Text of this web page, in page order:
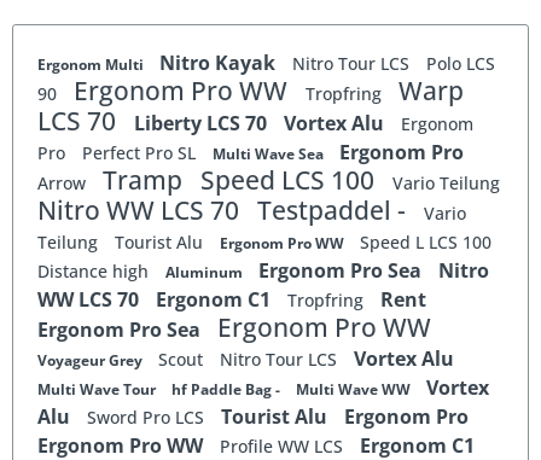
Ergonom Multi Nitro Kayak Nitro Tour LCS
Polo LCS
90
Ergonom Pro WW Tropfring
Warp
LCS 70
Liberty LCS 70 Vortex Alu
Ergonom
Pro
Perfect Pro SL Multi Wave Sea Ergonom Pro
Arrow Tramp Speed LCS 100 Vario Teilung
Nitro WW LCS 70 Testpaddel -
Vario
Teilung
Tourist Alu Ergonom Pro WW
Speed L LCS 100
Distance high
Aluminum Ergonom Pro Sea
Nitro
WW LCS 70
Ergonom C1 Tropfring
Rent
Ergonom Pro Sea
Ergonom Pro WW
Voyageur Grey Scout Nitro Tour LCS Vortex Alu
Multi Wave Tour hf Paddle Bag - Multi Wave WW
Vortex
Alu
Sword Pro LCS Tourist Alu
Ergonom Pro
Ergonom Pro WW
Profile WW LCS Ergonom C1